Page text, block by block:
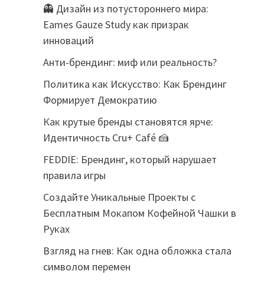
👻 Дизайн из потустороннего мира:
Eames Gauze Study как призрак
инноваций
Анти-брендинг: миф или реальность?
Политика как Искусство: Как Брендинг
Формирует Демократию
Как крутые бренды становятся ярче:
Идентичность Cru+ Café 🍰
FEDDIE: Брендинг, который нарушает
правила игры
Создайте Уникальные Проекты с
Бесплатным Мокапом Кофейной Чашки в
Руках
Взгляд на гнев: Как одна обложка стала
символом перемен